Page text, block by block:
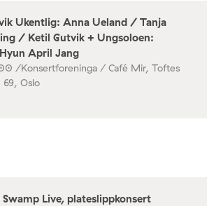
Ukentlig: Anna Ueland / Tanja
/ Ketil Gutvik + Ungsoloen:
April Jang
/Konsertforeninga / Café Mir, Toftes
69, Oslo
Swamp Live, plateslippkonsert